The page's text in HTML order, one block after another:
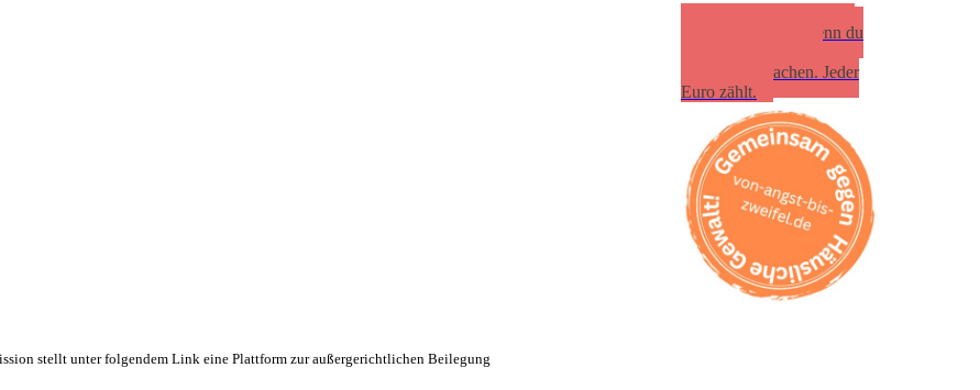
stellt unter folgendem Link eine Plattform zur außergerichtlichen Beilegung
"freieweiber.de", wenn du
sichtbar zu machen. Jeder
Euro zählt.